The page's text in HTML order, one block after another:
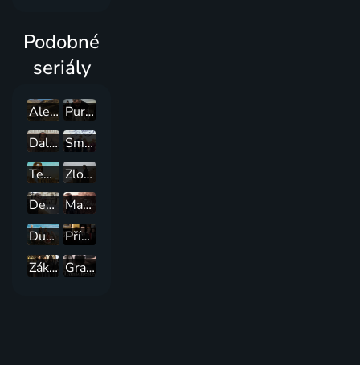
Podobné
seriály
Alex Hugo
Purpurové řeky
Dalgliesh
Smrt v ráji: Návrat
Temný případ
Zločiny z vřesovišť
Detektiv Endeavour Morse
Mare z Easttownu
Durrellovci
Případy detektiva Murdocha
Zákon a pořádek. Útvar pro zvláštní oběti
Grantchester